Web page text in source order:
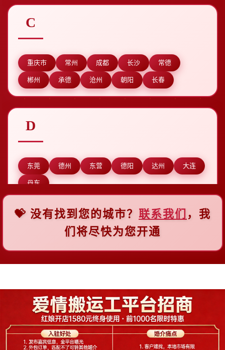
C
重庆市 常州 成都 长沙 常德
郴州 承德 沧州 朝阳 长春
D
东莞 德州 东营 德阳 达州 大连
丹东
G
💝 没有找到您的城市？ 联系我们 ，我
们将尽快为您开通